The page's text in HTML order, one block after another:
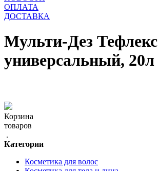
ОПЛАТА
ДОСТАВКА
Мульти-Дез Тефлекс
универсальный, 20л
Корзина
товаров
.
Категории
Косметика для волос